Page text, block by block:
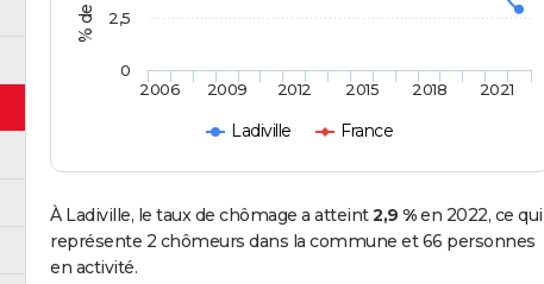
Ladiville France
2006 2009 2012 2015 2018 2021
0
2,5
À Ladiville, le taux de chômage a atteint2,9 %en 2022, ce qui
représente 2 chômeurs dans la commune et 66 personnes
en activité.